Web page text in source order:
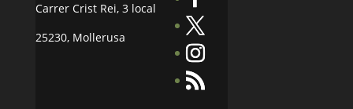
Carrer Crist Rei, 3 local
25230, Mollerusa